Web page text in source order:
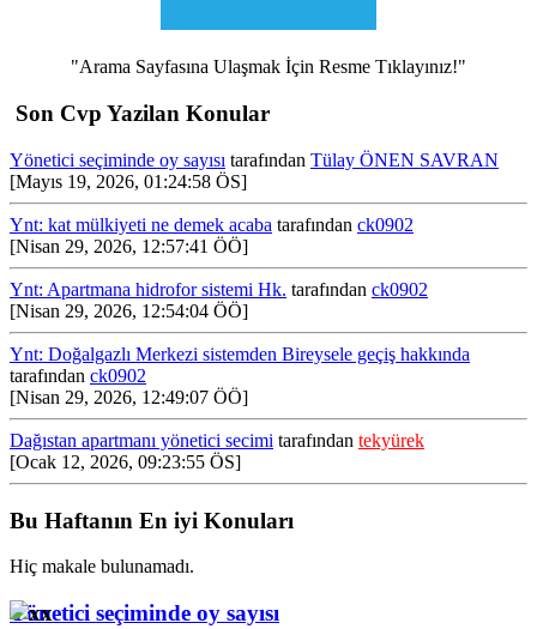
"Arama Sayfasına Ulaşmak İçin Resme Tıklayınız!"
Son Cvp Yazilan Konular
Yönetici seçiminde oy sayısı tarafından Tülay ÖNEN SAVRAN
[Mayıs 19, 2026, 01:24:58 ÖS]
Ynt: kat mülkiyeti ne demek acaba tarafından ck0902
[Nisan 29, 2026, 12:57:41 ÖÖ]
Ynt: Apartmana hidrofor sistemi Hk. tarafından ck0902
[Nisan 29, 2026, 12:54:04 ÖÖ]
Ynt: Doğalgazlı Merkezi sistemden Bireysele geçiş hakkında
tarafından ck0902
[Nisan 29, 2026, 12:49:07 ÖÖ]
Dağıstan apartmanı yönetici secimi tarafından tekyürek
[Ocak 12, 2026, 09:23:55 ÖS]
Bu Haftanın En iyi Konuları
Hiç makale bulunamadı.
Yönetici seçiminde oy sayısı